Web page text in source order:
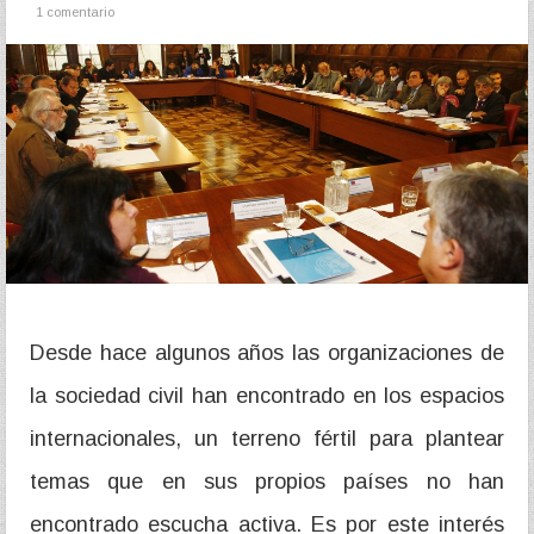
1 comentario
Desde hace algunos años las organizaciones de
la sociedad civil han encontrado en los espacios
internacionales, un terreno fértil para plantear
temas que en sus propios países no han
encontrado escucha activa. Es por este interés